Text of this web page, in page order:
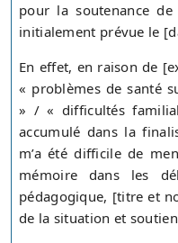
pour la soutenance
initialement prévue le
En effet, en raison de
« problèmes de santé
» / « difficultés
accumulé dans la
m’a été difficile de
mémoire dans les
pédagogique, [titre et
de la situation et